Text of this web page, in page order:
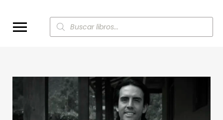
Búsqueda
de
productos